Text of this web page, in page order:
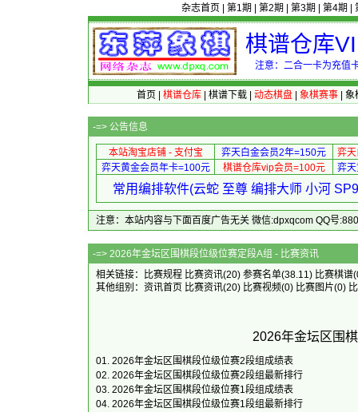
杂志首页 第1期 第2期 第3期 第4期
棋谱仓库
注意：二合一卡为充值
首页 棋谱仓库| 棋谱下载| 动态棋盘| 象棋赛事| 象
-=> 公告信息
本站淘宝店铺 - 支付宝 弈天白金会员2年=150元
弈
弈天黄金会员年卡=100元
棋谱仓库vip会员=100元 弈
常用编排软件(云蛇 至尊 编排大师 小河
注意：本站内容与下面百度广告无关 微信:dpxqcom QQ号
-=> 2026年金坛区围棋段位级
相关链接：
比赛规程 比赛资讯(20) 参赛名单(38.11) 比赛棋谱
其他组别： 资讯首页 比赛资讯(20) 比赛视频(0) 比赛图片(0)
2026年金坛区围
01. 2026年金坛区围棋段位级位赛2段组成绩表
02. 2026年金坛区围棋段位级位赛2段组最新排行
03. 2026年金坛区围棋段位级位赛1段组成绩表
04. 2026年金坛区围棋段位级位赛1段组最新排行